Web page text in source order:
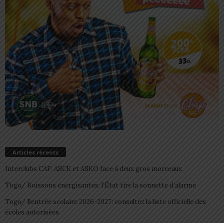
Articles récents
Interclubs CAF: ASCK et ASKO face à deux gros morceaux
Togo/ Boissons énergisantes: l’État tire la sonnette d’alarme
Togo/ Rentrée scolaire 2026-2027: consultez la liste officielle des
écoles autorisées